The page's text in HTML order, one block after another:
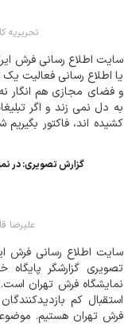
تحریریه
سایت اطلاع رسانی فرش
یا اطلاع رسانی فعالیت
و فضای مجازی هم انگار
به دل نمی زند و اگر
کشیده اند، فاکتور
گزارش تصویری: در
علیرضا
سایت اطلاع رسانی فرش
تصویری گزارشگر پایگاه
نمایشگاه فرش تهران
استقبال کم
فرش تهران هستیم.